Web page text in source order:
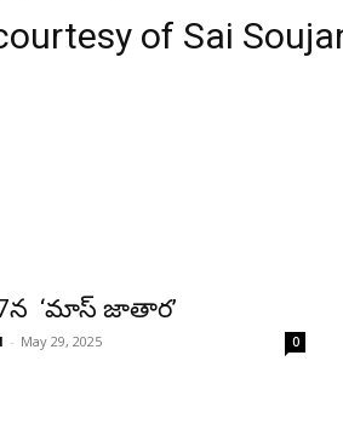
of Sai
‘మాస్ జాతార’
- May 29, 2025 0